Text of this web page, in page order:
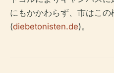
にもかかわらず、市はこ
(diebetonisten.de)。